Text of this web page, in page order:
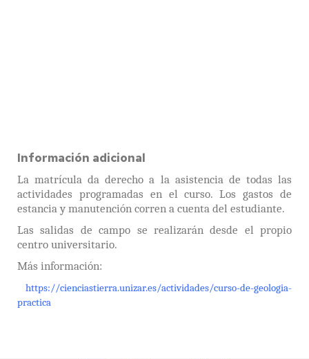
Información adicional
La matrícula da derecho a la asistencia de todas las
actividades programadas en el curso. Los gastos de
estancia y manutención corren a cuenta del estudiante.
Las salidas de campo se realizarán desde el propio
centro universitario.
Más información:
https://cienciastierra.unizar.es/actividades/curso-de-geologia-
practica